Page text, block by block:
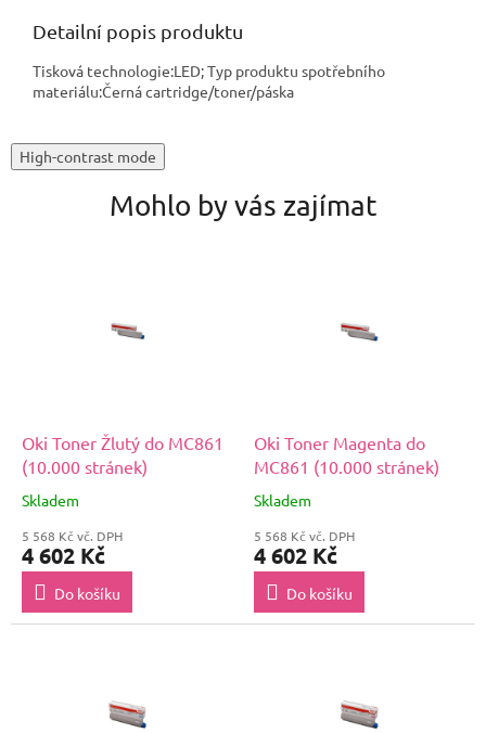
Detailní popis produktu
Tisková technologie:LED; Typ produktu spotřebního
materiálu:Černá cartridge/toner/páska
High-contrast mode
Mohlo by vás zajímat
Oki Toner Žlutý do MC861
(10.000 stránek)
Skladem
5 568 Kč vč. DPH
4 602 Kč
Do košíku
Oki Toner Magenta do
MC861 (10.000 stránek)
Skladem
5 568 Kč vč. DPH
4 602 Kč
Do košíku